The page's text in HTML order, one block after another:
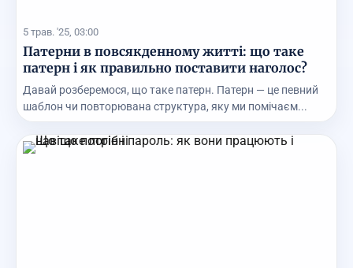
5 трав. '25, 03:00
Патерни в повсякденному житті: що таке
патерн і як правильно поставити наголос?
Давай розберемося, що таке патерн. Патерн — це певний
шаблон чи повторювана структура, яку ми помічаєм...